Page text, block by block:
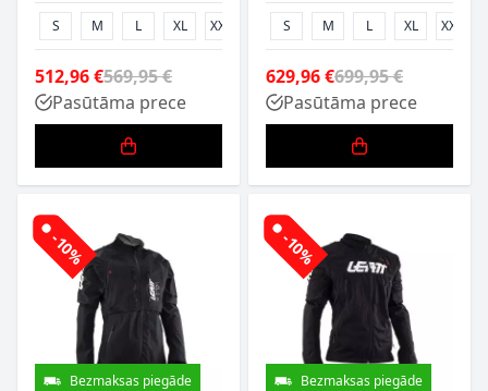
S M L XL XXL
512,96 €569,95 €
Pasūtāma prece
S M L XL XXL
629,96 €699,95 €
Pasūtāma prece
-10%
Bezmaksas piegāde
-10%
Bezmaksas piegāde